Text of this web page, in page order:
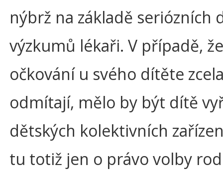
nýbrž na základě seriózních
výzkumů lékaři. V případě,
očkování u svého dítěte
odmítají, mělo by být dítě
dětských kolektivních
tu totiž jen o právo volby